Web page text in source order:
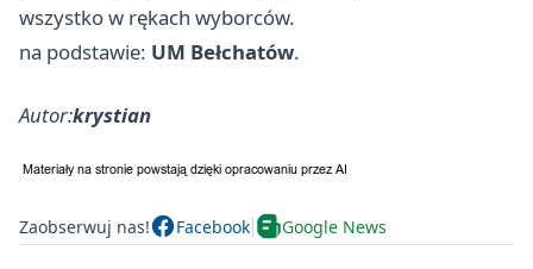
wszystko w rękach wyborców.
na podstawie: UM Bełchatów.
Autor:krystian
Zaobserwuj nas! Facebook Google News